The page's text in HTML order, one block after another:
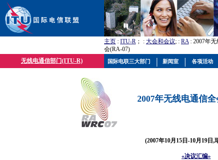
主页 : ITU-R ； : 大会和会议; : RA: 2007年
会(RA-07)
无线电通信部门(ITU-R)
2007年无线电通信
(2007年10月15日-10月19日,
«决议汇编»
国际电联三大部门 新闻室 各项活动